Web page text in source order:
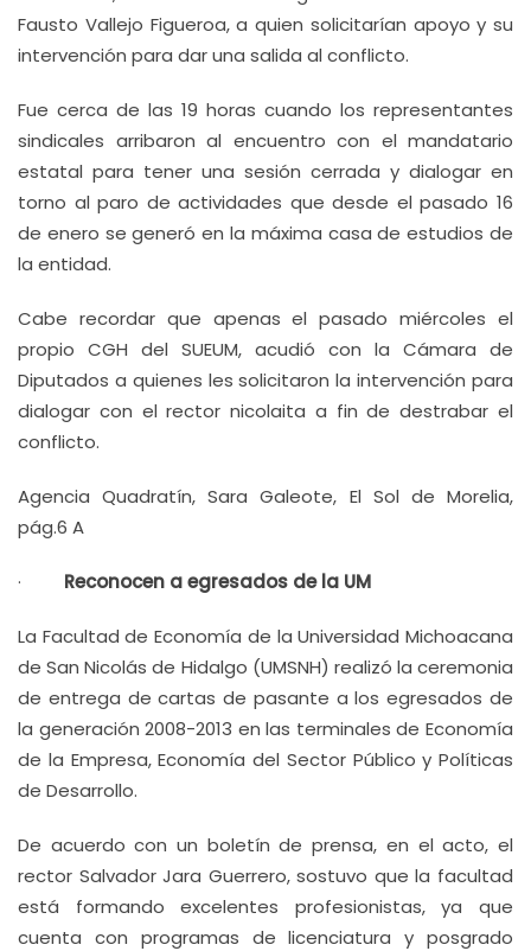
Fausto Vallejo Figueroa, a quien solicitarían apoyo y su
intervención para dar una salida al conflicto.
Fue cerca de las 19 horas cuando los representantes
sindicales arribaron al encuentro con el mandatario
estatal para tener una sesión cerrada y dialogar en
torno al paro de actividades que desde el pasado 16
de enero se generó en la máxima casa de estudios de
la entidad.
Cabe recordar que apenas el pasado miércoles el
propio CGH del SUEUM, acudió con la Cámara de
Diputados a quienes les solicitaron la intervención para
dialogar con el rector nicolaita a fin de destrabar el
conflicto.
Agencia Quadratín, Sara Galeote, El Sol de Morelia,
pág.6 A
· Reconocen a egresados de la UM
La Facultad de Economía de la Universidad Michoacana
de San Nicolás de Hidalgo (UMSNH) realizó la ceremonia
de entrega de cartas de pasante a los egresados de
la generación 2008-2013 en las terminales de Economía
de la Empresa, Economía del Sector Público y Políticas
de Desarrollo.
De acuerdo con un boletín de prensa, en el acto, el
rector Salvador Jara Guerrero, sostuvo que la facultad
está formando excelentes profesionistas, ya que
cuenta con programas de licenciatura y posgrado